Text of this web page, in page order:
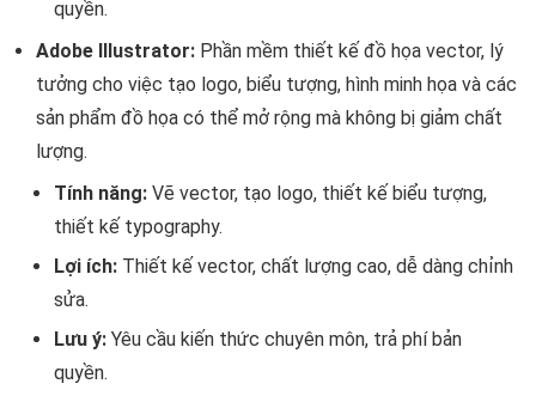
quyền.
Adobe Illustrator: Phần mềm thiết kế đồ họa vector, lý
tưởng cho việc tạo logo, biểu tượng, hình minh họa và các
sản phẩm đồ họa có thể mở rộng mà không bị giảm chất
lượng.
Tính năng: Vẽ vector, tạo logo, thiết kế biểu tượng,
thiết kế typography.
Lợi ích: Thiết kế vector, chất lượng cao, dễ dàng chỉnh
sửa.
Lưu ý: Yêu cầu kiến thức chuyên môn, trả phí bản
quyền.